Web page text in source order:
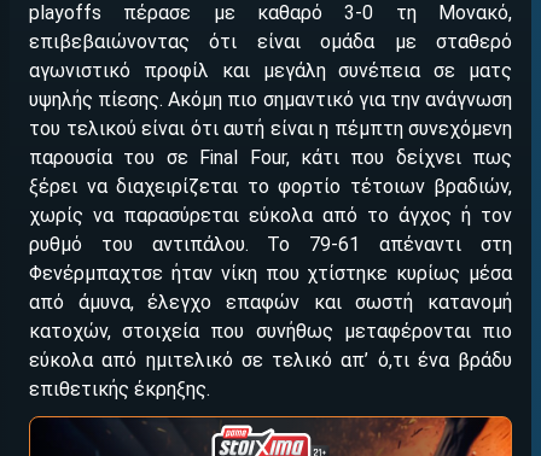
playoffs πέρασε με καθαρό 3-0 τη Μονακό,
επιβεβαιώνοντας ότι είναι ομάδα με σταθερό
αγωνιστικό προφίλ και μεγάλη συνέπεια σε ματς
υψηλής πίεσης. Ακόμη πιο σημαντικό για την ανάγνωση
του τελικού είναι ότι αυτή είναι η πέμπτη συνεχόμενη
παρουσία του σε Final Four, κάτι που δείχνει πως
ξέρει να διαχειρίζεται το φορτίο τέτοιων βραδιών,
χωρίς να παρασύρεται εύκολα από το άγχος ή τον
ρυθμό του αντιπάλου. Το 79-61 απέναντι στη
Φενέρμπαχτσε ήταν νίκη που χτίστηκε κυρίως μέσα
από άμυνα, έλεγχο επαφών και σωστή κατανομή
κατοχών, στοιχεία που συνήθως μεταφέρονται πιο
εύκολα από ημιτελικό σε τελικό απ’ ό,τι ένα βράδυ
επιθετικής έκρηξης.